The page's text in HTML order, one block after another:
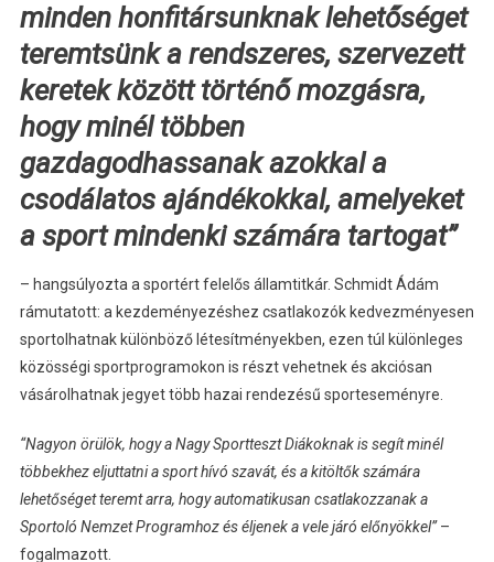
minden honfitársunknak lehetőséget
teremtsünk a rendszeres, szervezett
keretek között történő mozgásra,
hogy minél többen
gazdagodhassanak azokkal a
csodálatos ajándékokkal, amelyeket
a sport mindenki számára tartogat”
– hangsúlyozta a sportért felelős államtitkár. Schmidt Ádám
rámutatott: a kezdeményezéshez csatlakozók kedvezményesen
sportolhatnak különböző létesítményekben, ezen túl különleges
közösségi sportprogramokon is részt vehetnek és akciósan
vásárolhatnak jegyet több hazai rendezésű sporteseményre.
“Nagyon örülök, hogy a Nagy Sportteszt Diákoknak is segít minél
többekhez eljuttatni a sport hívó szavát, és a kitöltők számára
lehetőséget teremt arra, hogy automatikusan csatlakozzanak a
Sportoló Nemzet Programhoz és éljenek a vele járó előnyökkel”–
fogalmazott.